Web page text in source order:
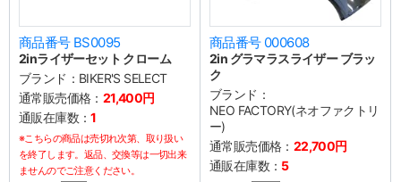
商品番号 BS0095
2inライザーセット クローム
ブランド： BIKER'S SELECT
通常販売価格： 21,400円
通販在庫数：1
※こちらの商品は売切れ次第、取り扱い
を終了します。返品、交換等は一切出来
ませんのでご注意ください。
商品番号 000608
2in グラマラスライザー ブラッ
ク
ブランド：
NEO FACTORY(ネオファクトリ
ー)
通常販売価格： 22,700円
通販在庫数： 5